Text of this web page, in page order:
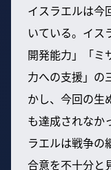
イスラエルは今
いている。イス
開発能力」「ミ
力への支援」の
かし、今回の生
も達成されなか
ラエルは戦争の
合意を不十分と